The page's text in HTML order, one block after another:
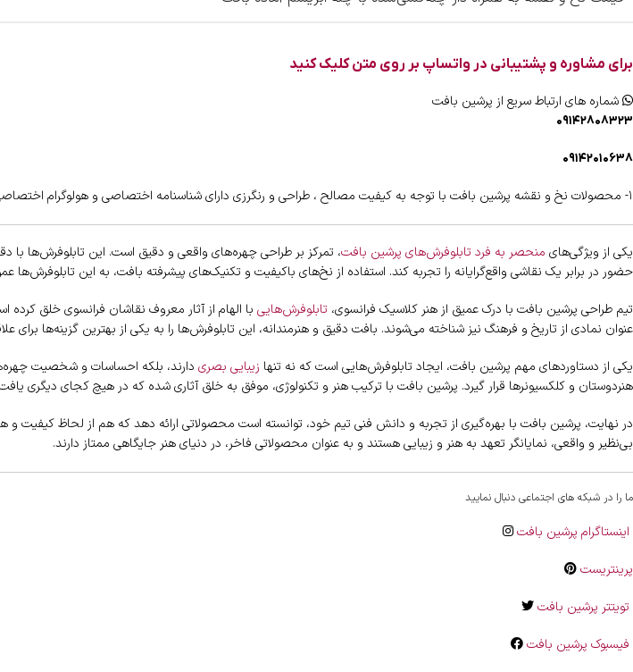
برای مشاوره و پشتیبانی در واتساپ بر روی متن کلیک کنید
شماره های ارتباط سریع از پرشین بافت
۰۹۱۴۲۸۰۸۳۲۳
۰۹۱۴۲۰۱۰۶۳۸
۱- محصولات نخ و نقشه پرشین بافت با توجه به کیفیت مصالح ، طراحی و رنگرزی دارای شناسنامه اختصاصی و هولوگرام اختصاصی می باشند .
یکی از ویژگی‌های منحصر به فرد تابلوفرش‌های پرشین بافت، تمرکز بر طراحی چهره‌های واقعی و دقیق است. این تابلوفرش‌ها با
حضور در برابر یک نقاشی واقع‌گرایانه را تجربه کند. استفاده از نخ‌های باکیفیت و تکنیک‌های پیشرفته بافت، به این
تیم طراحی پرشین بافت با درک عمیق از هنر کلاسیک فرانسوی، تابلوفرش‌هایی با الهام از آثار معروف نقاشان فرانسوی خلق کرده
عنوان نمادی از تاریخ و فرهنگ نیز شناخته می‌شوند. بافت دقیق و هنرمندانه، این تابلوفرش‌ها را به یکی از بهترین گزینه‌ها برای
یکی از دستاوردهای مهم پرشین بافت، ایجاد تابلوفرش‌هایی است که نه تنها زیبایی بصری دارند، بلکه احساسات و شخصیت
هنردوستان و کلکسیونرها قرار گیرد. پرشین بافت با ترکیب هنر و تکنولوژی، موفق به خلق آثاری شده که در هیچ کجای دیگری
در نهایت، پرشین بافت با بهره‌گیری از تجربه و دانش فنی تیم خود، توانسته است محصولاتی ارائه دهد که هم از لحاظ کیفیت
بی‌نظیر و واقعی، نمایانگر تعهد به هنر و زیبایی هستند و به عنوان محصولاتی فاخر، در دنیای هنر جایگاهی ممتاز دارند.
ما را در شبکه های اجتماعی دنبال نمایید
اینستاگرام پرشین بافت
پرینتریست
تویتتر پرشین بافت
فیسبوک پرشین بافت